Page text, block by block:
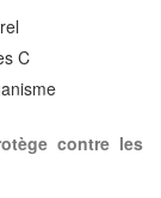
C
contre les